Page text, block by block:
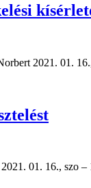
2021. 01.
01. 16.,